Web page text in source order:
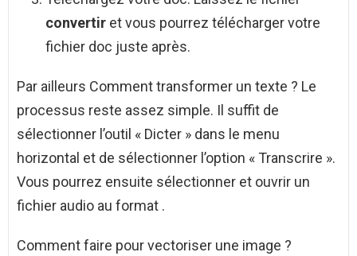
convertir et vous pourrez télécharger votre
fichier doc juste après.
Par ailleurs Comment transformer un texte ? Le
processus reste assez simple. Il suffit de
sélectionner l’outil « Dicter » dans le menu
horizontal et de sélectionner l’option « Transcrire ».
Vous pourrez ensuite sélectionner et ouvrir un
fichier audio au format .
Comment faire pour vectoriser une image ?